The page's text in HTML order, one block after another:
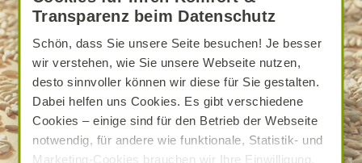
Transparenz beim Datenschutz
Schön, dass Sie unsere Seite besuchen! Je besser
wir verstehen, wie Sie unsere Webseite nutzen,
desto sinnvoller können wir diese für Sie gestalten.
Dabei helfen uns Cookies. Es gibt verschiedene
Cookies – einige sind für den Betrieb der Webseite
notwendig, für andere wie funktionale, Statistik- und
Marketing-Cookies brauchen wir Ihre Einwilligung.